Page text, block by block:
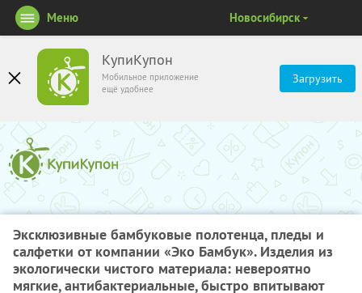
КупиКупон
Мобильное приложение
ещё удобнее
Загрузить
Меню Новосибирск
Эксклюзивные бамбуковые полотенца, пледы и
салфетки от компании «Эко Бамбук». Изделия из
экологически чистого материала: невероятно
мягкие, антибактериальные, быстро впитывают